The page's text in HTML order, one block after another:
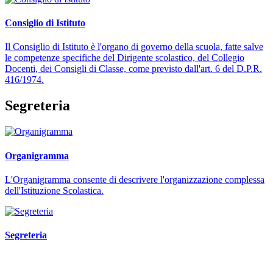
Consiglio di Istituto
Il Consiglio di Istituto è l'organo di governo della scuola, fatte salve
le competenze specifiche del Dirigente scolastico, del Collegio
Docenti, dei Consigli di Classe, come previsto dall'art. 6 del D.P.R.
416/1974.
Segreteria
Organigramma
L'Organigramma consente di descrivere l'organizzazione complessa
dell'Istituzione Scolastica.
Segreteria